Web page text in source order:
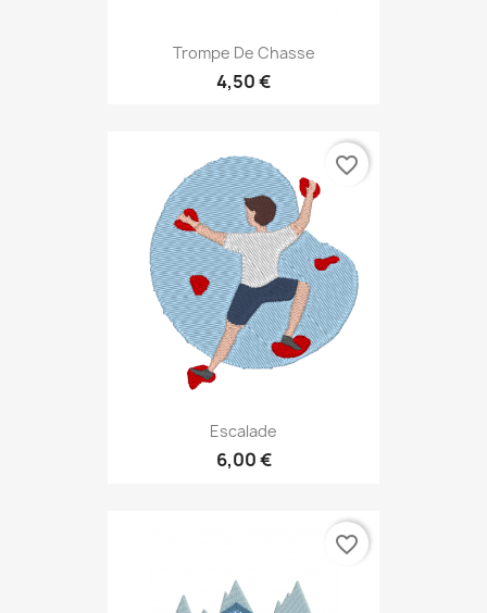
Trompe De Chasse
4,50 €
Escalade
6,00 €
favorite_border
favorite_border